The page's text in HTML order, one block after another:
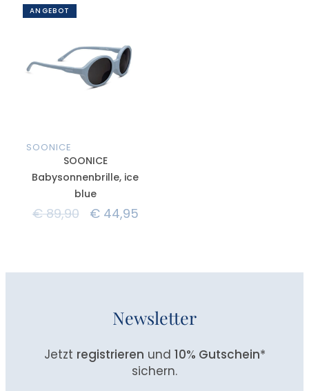
ANGEBOT
SOONICE
SOONICE
Babysonnenbrille, ice
blue
€89,90 €44,95
Newsletter
Jetzt registrieren und 10% Gutschein*
sichern.